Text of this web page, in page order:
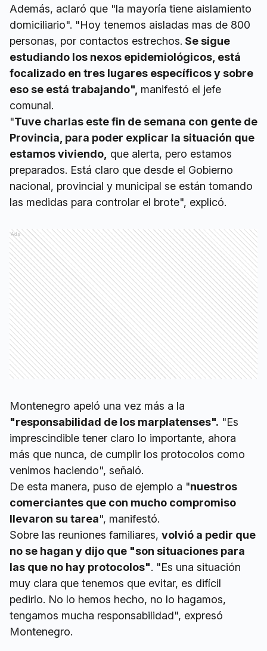
Además, aclaró que "la mayoría tiene aislamiento
domiciliario". "Hoy tenemos aisladas mas de 800
personas, por contactos estrechos. Se sigue
estudiando los nexos epidemiológicos, está
focalizado en tres lugares específicos y sobre
eso se está trabajando", manifestó el jefe
comunal.
"Tuve charlas este fin de semana con gente de
Provincia, para poder explicar la situación que
estamos viviendo, que alerta, pero estamos
preparados. Está claro que desde el Gobierno
nacional, provincial y municipal se están tomando
las medidas para controlar el brote", explicó.
Ads
Montenegro apeló una vez más a la
"responsabilidad de los marplatenses". "Es
imprescindible tener claro lo importante, ahora
más que nunca, de cumplir los protocolos como
venimos haciendo", señaló.
De esta manera, puso de ejemplo a "nuestros
comerciantes que con mucho compromiso
llevaron su tarea", manifestó.
Sobre las reuniones familiares, volvió a pedir que
no se hagan y dijo que "son situaciones para
las que no hay protocolos". "Es una situación
muy clara que tenemos que evitar, es difícil
pedirlo. No lo hemos hecho, no lo hagamos,
tengamos mucha responsabilidad", expresó
Montenegro.